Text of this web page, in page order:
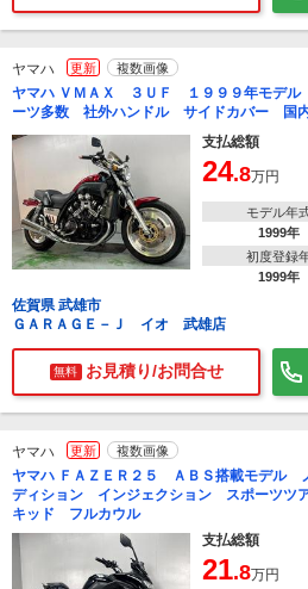
ヤマハ 更新 複数画像
ヤマハ ＶＭＡＸ ３ＵＦ １９９９年モデ
ーツ多数 社外ハンドル サイドカバー 国
支払総額
24.8万円
モデル年
1999年
初度登録
1999年
佐賀県 武雄市
ＧＡＲＡＧＥ－Ｊ イオ 武雄店
無料 お見積り/お問合せ
ヤマハ 更新 複数画像
ヤマハ ＦＡＺＥＲ２５ ＡＢＳ搭載モデル
ディション インジェクション スポーツツ
キッド フルカウル
支払総額
21.8万円